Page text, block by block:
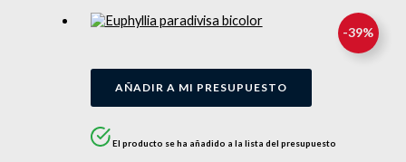
-39%
AÑADIR A MI PRESUPUESTO
El producto se ha añadido a la lista del presupuesto